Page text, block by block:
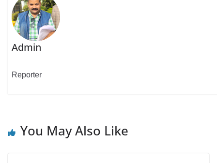
Admin
Reporter
You May Also Like